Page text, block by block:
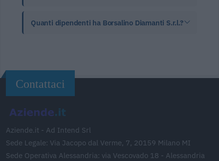
Quanti dipendenti ha Borsalino Diamanti S.r.l.?
Contattaci
Aziende.it - Ad Intend Srl
Sede Legale: Via Jacopo dal Verme, 7, 20159 Milano MI
Sede Operativa Alessandria: via Vescovado 18 - Alessandria